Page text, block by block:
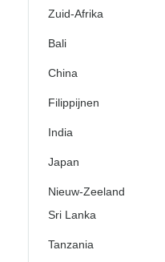
Zuid-Afrika
Bali
China
Filippijnen
India
Japan
Nieuw-Zeeland
Sri Lanka
Tanzania